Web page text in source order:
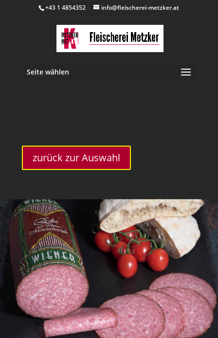
+43 1 4854352 info@fleischerei-metzker.at
Seite wählen
zurück zur Auswahl